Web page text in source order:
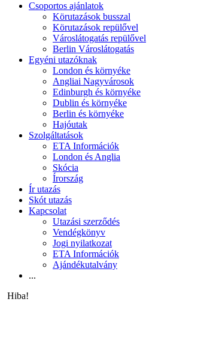
Csoportos ajánlatok
Körutazások busszal
Körutazások repülővel
Városlátogatás repülővel
Berlin Városlátogatás
Egyéni utazóknak
London és környéke
Angliai Nagyvárosok
Edinburgh és környéke
Dublin és környéke
Berlin és környéke
Hajóutak
Szolgáltatások
ETA Információk
London és Anglia
Skócia
Írország
Ír utazás
Skót utazás
Kapcsolat
Utazási szerződés
Vendégkönyv
Jogi nyilatkozat
ETA Információk
Ajándékutalvány
...
Hiba!